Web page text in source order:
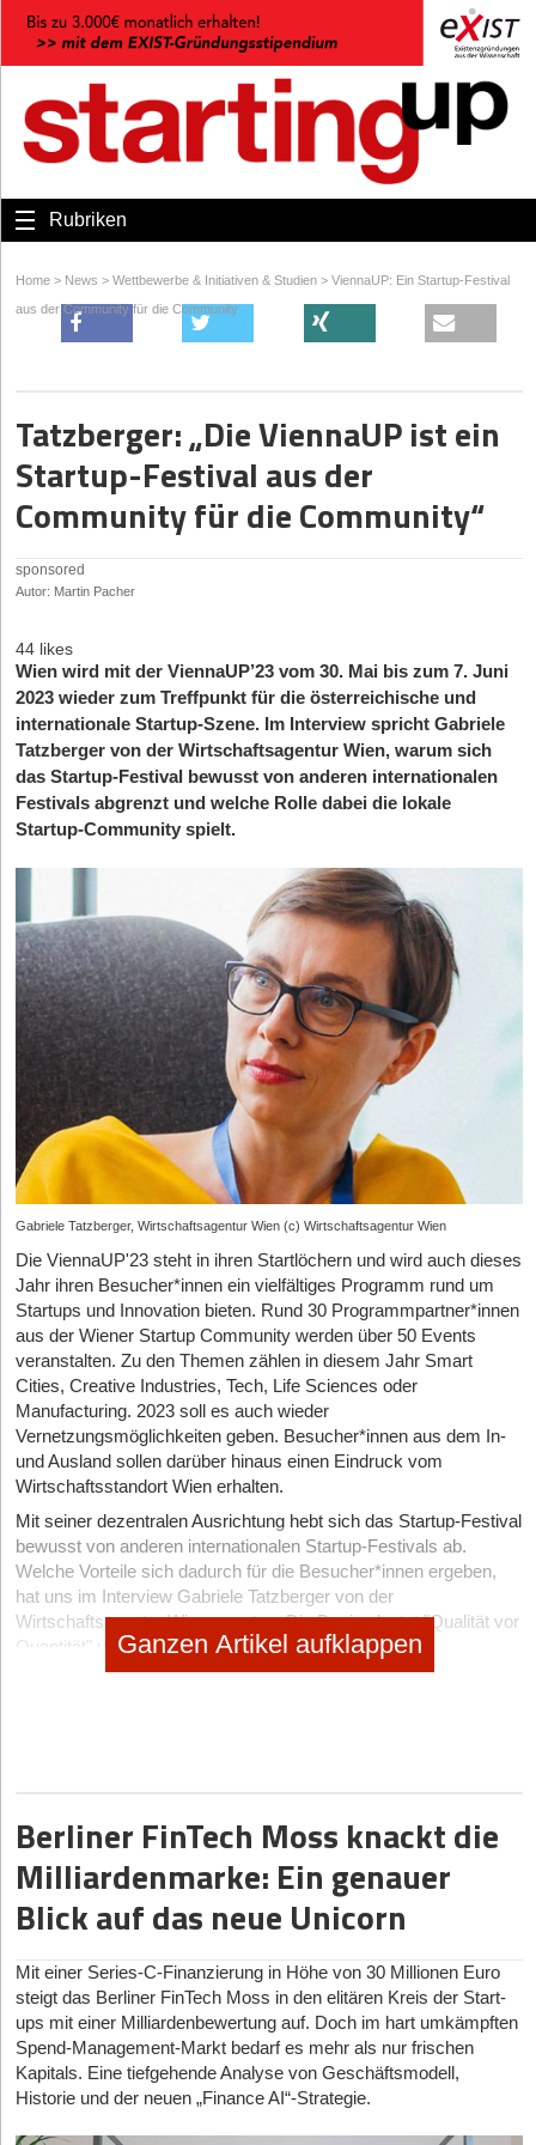
Rubriken
Home > News > Wettbewerbe & Initiativen & Studien > ViennaUP: Ein Startup-Festival
aus der Community für die Community
Tatzberger: „Die ViennaUP ist ein
Startup-Festival aus der
Community für die Community“
sponsored
Autor: Martin Pacher
44 likes
Wien wird mit der ViennaUP’23 vom 30. Mai bis zum 7. Juni
2023 wieder zum Treffpunkt für die österreichische und
internationale Startup-Szene. Im Interview spricht Gabriele
Tatzberger von der Wirtschaftsagentur Wien, warum sich
das Startup-Festival bewusst von anderen internationalen
Festivals abgrenzt und welche Rolle dabei die lokale
Startup-Community spielt.
Gabriele Tatzberger, Wirtschaftsagentur Wien (c) Wirtschaftsagentur Wien
Die ViennaUP'23 steht in ihren Startlöchern und wird auch dieses
Jahr ihren Besucher*innen ein vielfältiges Programm rund um
Startups und Innovation bieten. Rund 30 Programmpartner*innen
aus der Wiener Startup Community werden über 50 Events
veranstalten. Zu den Themen zählen in diesem Jahr Smart
Cities, Creative Industries, Tech, Life Sciences oder
Manufacturing. 2023 soll es auch wieder
Vernetzungsmöglichkeiten geben. Besucher*innen aus dem In-
und Ausland sollen darüber hinaus einen Eindruck vom
Wirtschaftsstandort Wien erhalten.
Mit seiner dezentralen Ausrichtung hebt sich das Startup-Festival
bewusst von anderen internationalen Startup-Festivals ab.
Welche Vorteile sich dadurch für die Besucher*innen ergeben,
hat uns im Interview Gabriele Tatzberger von der
Wirtschaftsagentur Wien verraten. Die Devise lautet "Qualität vor
Quantität" und ein starker Fokus auf die lokale Startup-
Community, die maßgeblich zur Vielfalt des Festivals beiträgt.
Was die ViennaUP’23 wirklich herausragend macht, ist ihre
der Community für die Community gemacht. Unter der
Dachmarke vereinen wir viele österreichische aber auch
internationale Programmpartner*innen, die daran glauben, dass
Weise wirklich nirgendwo sonst gesehen. Zudem sind wir kein
Großevent, sondern verfolgen ein Boutique-Konzept. Wir haben
viele kleinere, qualitativ sehr hochwertige Formate im Programm.
Wir wollen die richtigen Personen zusammenbringen, damit
möglichst viel Inspiration entsteht und wertschöpfende Kontakte
geknüpft werden können. Zusätzlich forcieren wir auch die
Erlebbarkeit der Stadt. Dazu zählt unter anderem die Homebase
Ganzen Artikel aufklappen
Berliner FinTech Moss knackt die
Milliardenmarke: Ein genauer
Blick auf das neue Unicorn
Mit einer Series-C-Finanzierung in Höhe von 30 Millionen Euro
steigt das Berliner FinTech Moss in den elitären Kreis der Start-
ups mit einer Milliardenbewertung auf. Doch im hart umkämpften
Spend-Management-Markt bedarf es mehr als nur frischen
Kapitals. Eine tiefgehende Analyse von Geschäftsmodell,
Historie und der neuen „Finance AI“-Strategie.